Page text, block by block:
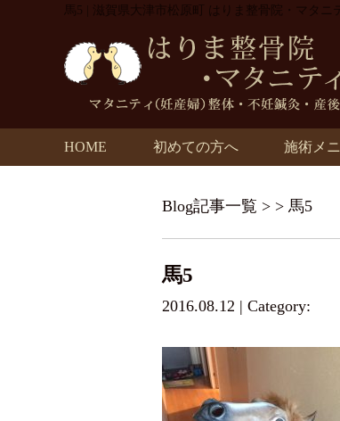
馬5 | 滋賀県大津市松原町 はりま整骨院・マタニ
HOME 初めての方へ 施術メ
Blog記事一覧 > > 馬5
馬5
2016.08.12 | Category: